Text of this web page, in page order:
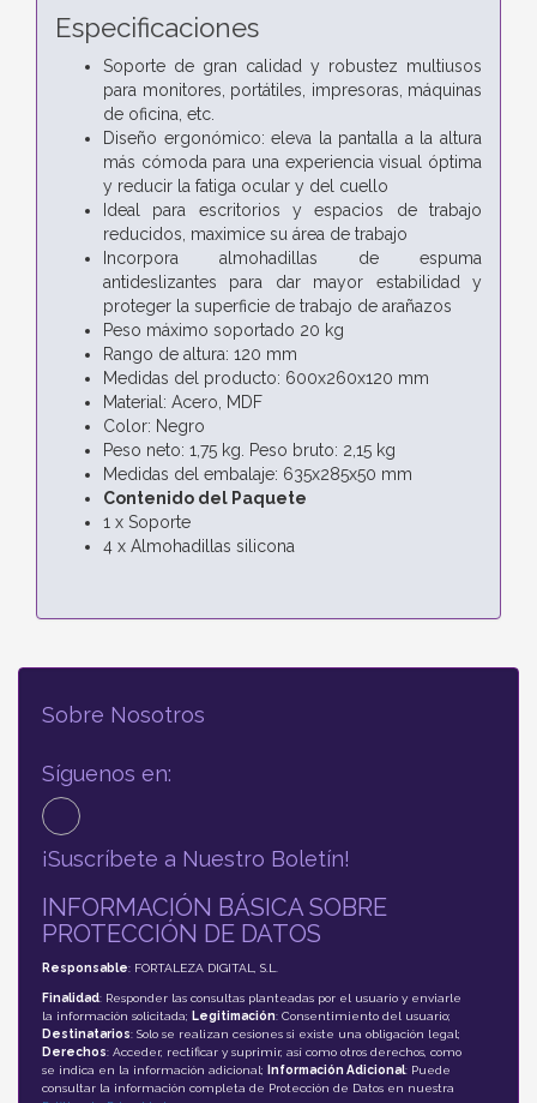
Especificaciones
Soporte de gran calidad y robustez multiusos
para monitores, portátiles, impresoras, máquinas
de oficina, etc.
Diseño ergonómico: eleva la pantalla a la altura
más cómoda para una experiencia visual óptima
y reducir la fatiga ocular y del cuello
Ideal para escritorios y espacios de trabajo
reducidos, maximice su área de trabajo
Incorpora almohadillas de espuma
antideslizantes para dar mayor estabilidad y
proteger la superficie de trabajo de arañazos
Peso máximo soportado 20 kg
Rango de altura: 120 mm
Medidas del producto: 600x260x120 mm
Material: Acero, MDF
Color: Negro
Peso neto: 1,75 kg. Peso bruto: 2,15 kg
Medidas del embalaje: 635x285x50 mm
Contenido del Paquete
1 x Soporte
4 x Almohadillas silicona
Sobre Nosotros
Síguenos en:
¡Suscríbete a Nuestro Boletín!
INFORMACIÓN BÁSICA SOBRE
PROTECCIÓN DE DATOS
Responsable: FORTALEZA DIGITAL, S.L.
Finalidad: Responder las consultas planteadas por el usuario y enviarle
la información solicitada; Legitimación: Consentimiento del usuario;
Destinatarios: Solo se realizan cesiones si existe una obligación legal;
Derechos: Acceder, rectificar y suprimir, así como otros derechos, como
se indica en la información adicional;
Información Adicional: Puede
consultar la información completa de Protección de Datos en nuestra